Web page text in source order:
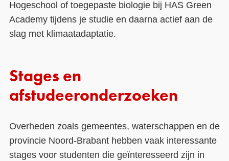
Hogeschool of toegepaste biologie bij HAS Green
Academy tijdens je studie en daarna actief aan de
slag met klimaatadaptatie.
Stages en
afstudeeronderzoeken
Overheden zoals gemeentes, waterschappen en de
provincie Noord-Brabant hebben vaak interessante
stages voor studenten die geïnteresseerd zijn in